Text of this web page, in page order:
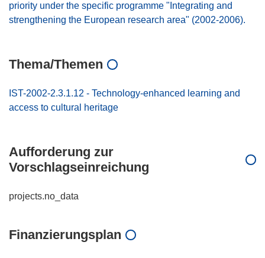
priority under the specific programme "Integrating and
strengthening the European research area" (2002-2006).
Thema/Themen
IST-2002-2.3.1.12 - Technology-enhanced learning and
access to cultural heritage
Aufforderung zur
Vorschlagseinreichung
projects.no_data
Finanzierungsplan